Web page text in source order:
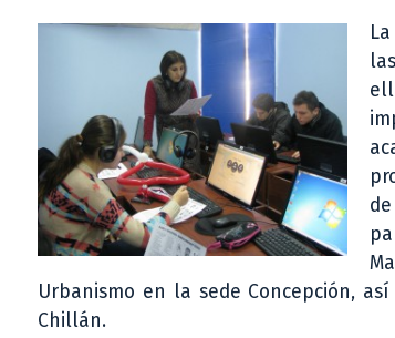
Urbanismo en la sede Concepción,
Chillán.